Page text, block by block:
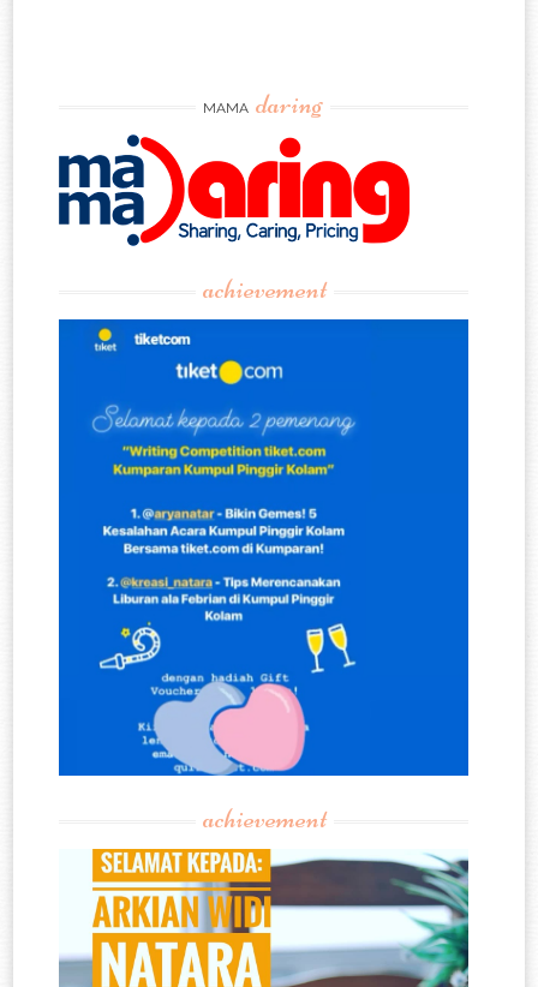
MAMA daring
achievement
achievement